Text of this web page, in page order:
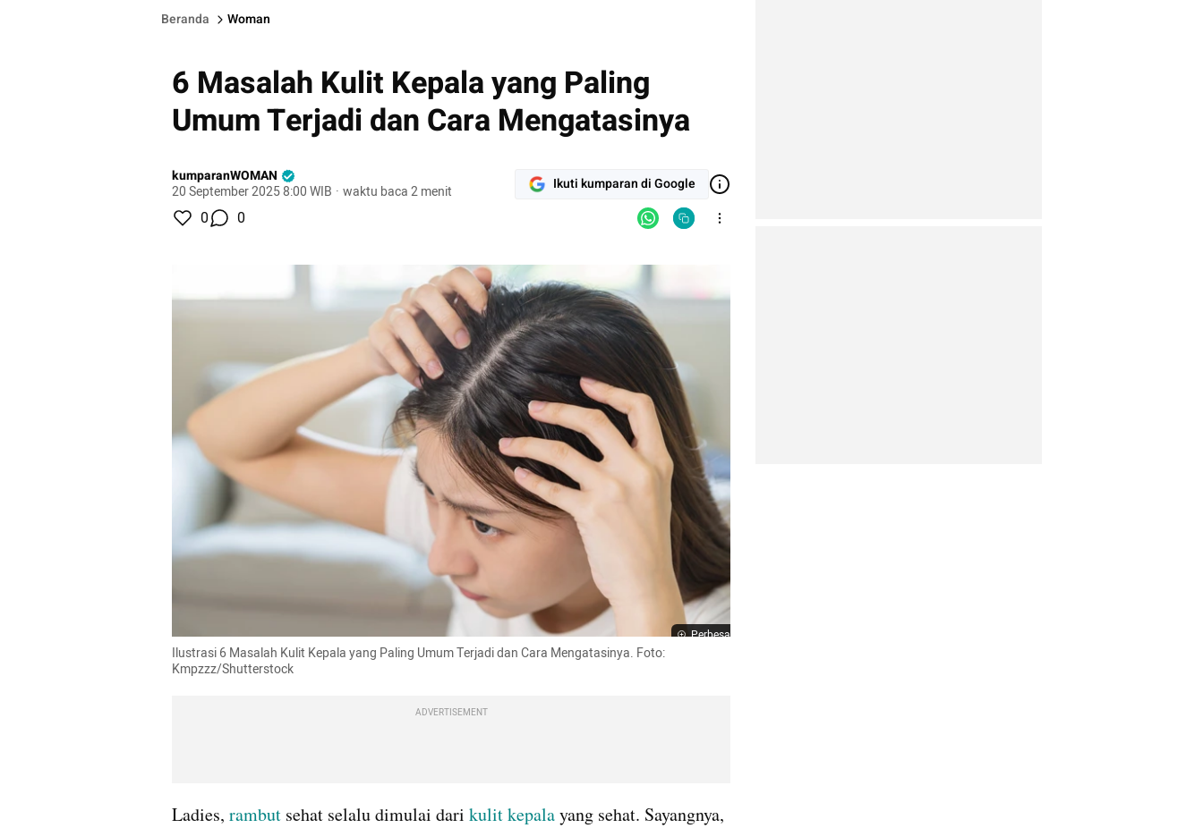
Beranda Woman
6 Masalah Kulit Kepala yang Paling
Umum Terjadi dan Cara Mengatasinya
kumparanWOMAN
20 September 2025 8:00 WIB · waktu baca 2 menit Ikuti kumparan di Google
0 0
Perbesar
Ilustrasi 6 Masalah Kulit Kepala yang Paling Umum Terjadi dan Cara Mengatasinya. Foto:
Kmpzzz/Shutterstock
ADVERTISEMENT
Ladies, rambut sehat selalu dimulai dari kulitkepala yang sehat. Sayangnya,